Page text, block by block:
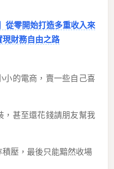
從零開始打造多重收入來
財務自由之路
小的電商，賣一些自己喜
，甚至還花錢請朋友幫我
壓，最後只能黯然收場